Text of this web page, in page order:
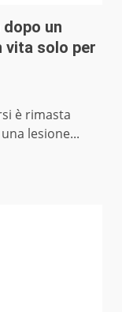
un
vita solo per
è rimasta
lesione...